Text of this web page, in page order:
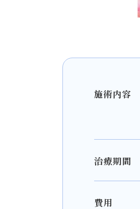
施術内容
治療期間
費用